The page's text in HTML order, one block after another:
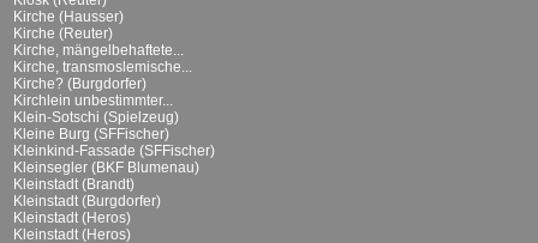
Kirche (Hausser)
Kirche (Reuter)
Kirche, mängelbehaftete...
Kirche, transmoslemische...
Kirche? (Burgdorfer)
Kirchlein unbestimmter...
Klein-Sotschi (Spielzeug)
Kleine Burg (SFFischer)
Kleinkind-Fassade (SFFischer)
Kleinsegler (BKF Blumenau)
Kleinstadt (Brandt)
Kleinstadt (Burgdorfer)
Kleinstadt (Heros)
Kleinstadt (Heros)